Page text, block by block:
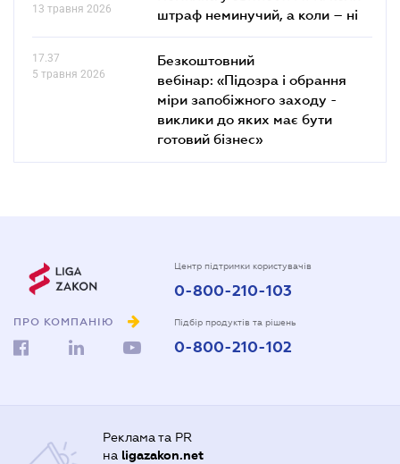
13 травня 2026
штраф неминучий, а коли – ні
17.37
5 травня 2026
Безкоштовний
вебінар: «Підозра і обрання
міри запобіжного заходу -
виклики до яких має бути
готовий бізнес»
ПРО КОМПАНІЮ
Центр підтримки користувачів
0-800-210-103
Підбір продуктів та рішень
0-800-210-102
Реклама та PR
на ligazakon.net